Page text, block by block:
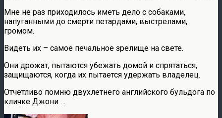
Мне не раз приходилось иметь дело с собаками,
напуганными до смерти петардами, выстрелами,
громом.
Видеть их – самое печальное зрелище на свете.
Они дрожат, пытаются убежать домой и спрятаться,
защищаются, когда их пытается удержать владелец.
Отчетливо помню двухлетнего английского бульдога по
кличке Джони …